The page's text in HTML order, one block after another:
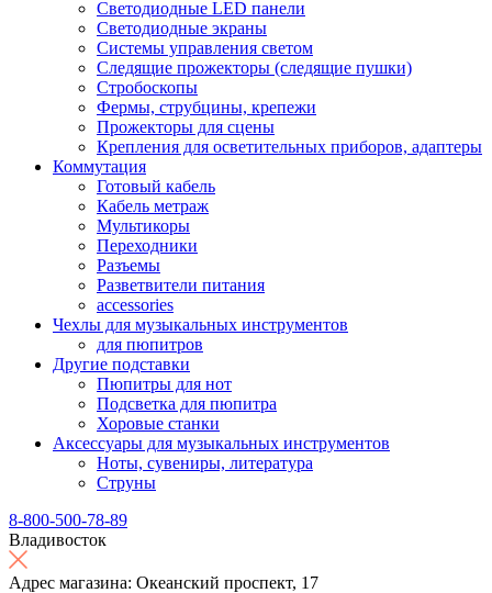
Светодиодные LED панели
Светодиодные экраны
Системы управления светом
Следящие прожекторы (следящие пушки)
Стробоскопы
Фермы, струбцины, крепежи
Прожекторы для сцены
Крепления для осветительных приборов, адаптеры
Коммутация
Готовый кабель
Кабель метраж
Мультикоры
Переходники
Разъемы
Разветвители питания
accessories
Чехлы для музыкальных инструментов
для пюпитров
Другие подставки
Пюпитры для нот
Подсветка для пюпитра
Хоровые станки
Аксессуары для музыкальных инструментов
Ноты, сувениры, литература
Струны
8-800-500-78-89
Владивосток
Адрес магазина: Океанский проспект, 17